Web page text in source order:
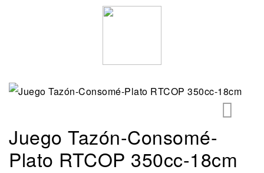
Juego Tazón-Consomé-
Plato RTCOP 350cc-18cm